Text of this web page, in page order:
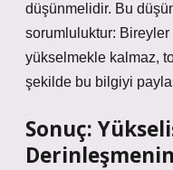
düşünmelidir. Bu
sorumluluktur:
yükselmekle kalmaz,
şekilde bu bilgiyi
Sonuç: